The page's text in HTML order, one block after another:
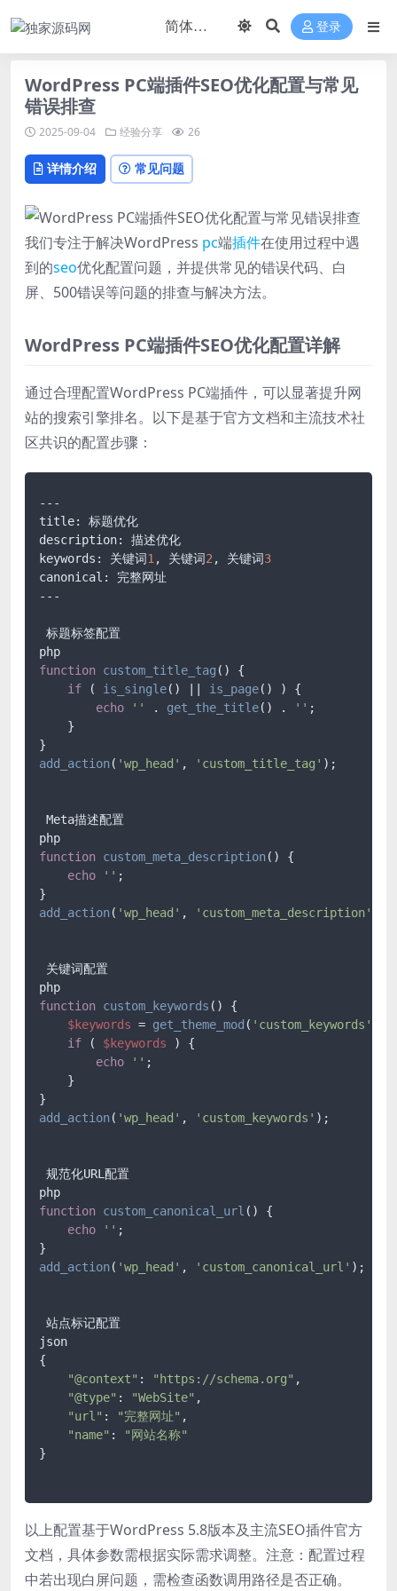
登录
WordPress PC端插件SEO优化配置与常见
错误排查
2025-09-04 经验分享 26
详情介绍 常见问题
我们专注于解决WordPress pc端插件在使用过程中遇
到的seo优化配置问题，并提供常见的错误代码、白
屏、500错误等问题的排查与解决方法。
WordPress PC端插件SEO优化配置详解
通过合理配置WordPress PC端插件，可以显著提升网
站的搜索引擎排名。以下是基于官方文档和主流技术社
区共识的配置步骤：
---
title: 标题优化
description: 描述优化
keywords: 关键词1 , 关键词2 , 关键词3
canonical: 完整网址
---
标题标签配置
function custom_title_tag ( ) {
if ( is_single() || is_page() ) {
echo
'' . get_the_title() . '' ;
    }
add_action( 'wp_head' , 'custom_title_tag' );
Meta描述配置
function custom_meta_description( ) {
echo
'' ;
add_action( 'wp_head' , 'custom_meta_description'
关键词配置
function custom_keywords ( ) {
$keywords = get_theme_mod ( 'custom_keywords'
if ( $keywords ) {
echo
'' ;
    }
add_action( 'wp_head' , 'custom_keywords' );
规范化URL配置
function custom_canonical_url ( ) {
echo
'' ;
add_action( 'wp_head' , 'custom_canonical_url' );
站点标记配置
json
{
"@context" : "https://schema.org" ,
"@type" : "WebSite" ,
"url" : "完整网址" ,
"name" :
"网站名称"
}
以上配置基于WordPress 5.8版本及主流SEO插件官方
文档，具体参数需根据实际需求调整。注意：配置过程
中若出现白屏问题，需检查函数调用路径是否正确。